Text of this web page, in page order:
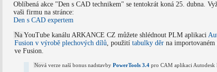
Oblíbená akce "Den s CAD technikem" se tentokrát koná 25. dubna.
vaši firmu na stránce:
Den s CAD expertem
Na YouTube kanálu ARKANCE CZ můžete shlédnout PLM aplikaci
Fusion v výrobě plechových dílů, použití tabulky děrna importovaném
ve Fusion.
Nová verze naší bonus nadstavbyPowerTools 3.4 pro CAM aplikaci Autodesk